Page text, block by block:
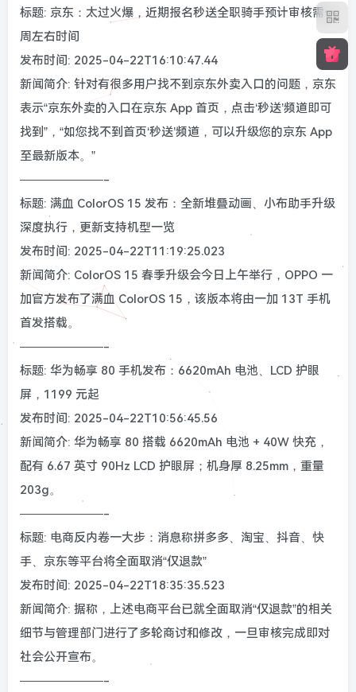
标题: 京东：太过火爆，近期报名秒送全职骑手预计审核需一
周左右时间
发布时间: 2025-04-22T16:10:47.44
新闻简介: 针对有很多用户找不到京东外卖入口的问题，京东
表示“京东外卖的入口在京东 App 首页，点击‘秒送’频道即可
找到”，“如您找不到首页‘秒送’频道，可以升级您的京东 App
至最新版本。”
———————-
标题: 满血 ColorOS 15 发布：全新堆叠动画、小布助手升级
深度执行，更新支持机型一览
发布时间: 2025-04-22T11:19:25.023
新闻简介: ColorOS 15 春季升级会今日上午举行，OPPO 一
加官方发布了满血 ColorOS 15，该版本将由一加 13T 手机
首发搭载。
———————-
标题: 华为畅享 80 手机发布：6620mAh 电池、LCD 护眼
屏，1199 元起
发布时间: 2025-04-22T10:56:45.56
新闻简介: 华为畅享 80 搭载 6620mAh 电池 + 40W 快充，
配有 6.67 英寸 90Hz LCD 护眼屏；机身厚 8.25mm，重量
203g。
———————-
标题: 电商反内卷一大步：消息称拼多多、淘宝、抖音、快
手、京东等平台将全面取消“仅退款”
发布时间: 2025-04-22T18:35:35.523
新闻简介: 据称，上述电商平台已就全面取消“仅退款”的相关
细节与管理部门进行了多轮商讨和修改，一旦审核完成即对
社会公开宣布。
———————-